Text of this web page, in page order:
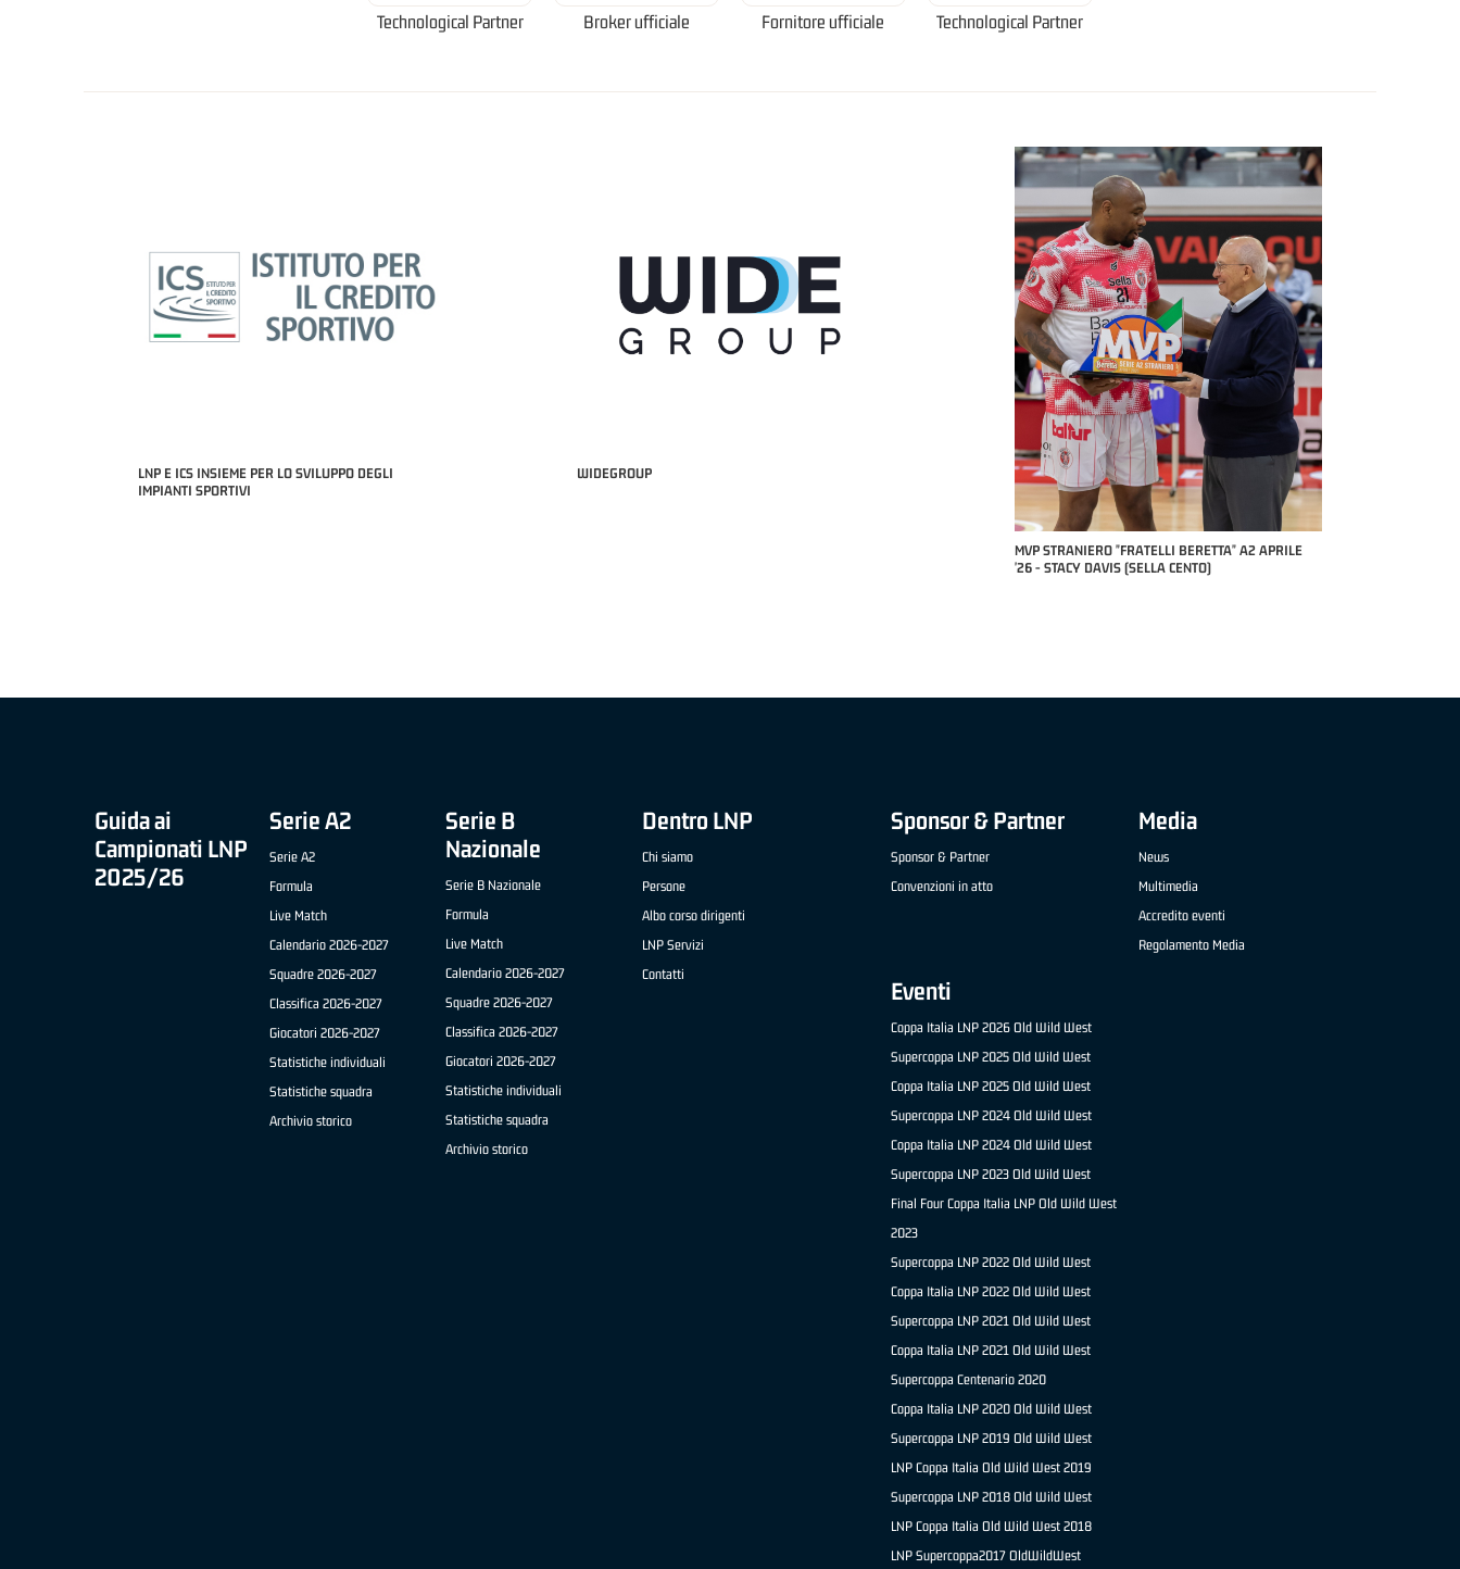
Technological Partner Broker ufficiale Fornitore ufficiale Technological Partner
LNP E ICS INSIEME PER LO SVILUPPO DEGLI
IMPIANTI SPORTIVI
WIDEGROUP
MVP STRANIERO "FRATELLI BERETTA" A2 APRILE
'26 - STACY DAVIS (SELLA CENTO)
MVP "FRATELLI BERETTA"
Guida ai
Campionati LNP
2025/26
Serie A2
Serie A2
Formula
Live Match
Calendario 2026-2027
Squadre 2026-2027
Classifica 2026-2027
Giocatori 2026-2027
Statistiche individuali
Statistiche squadra
Archivio storico
Serie B
Nazionale
Serie B Nazionale
Formula
Live Match
Calendario 2026-2027
Squadre 2026-2027
Classifica 2026-2027
Giocatori 2026-2027
Statistiche individuali
Statistiche squadra
Archivio storico
Dentro LNP
Chi siamo
Persone
Albo corso dirigenti
LNP Servizi
Contatti
Sponsor & Partner
Sponsor & Partner
Convenzioni in atto
Media
News
Multimedia
Accredito eventi
Regolamento Media
Eventi
Coppa Italia LNP 2026 Old Wild West
Supercoppa LNP 2025 Old Wild West
Coppa Italia LNP 2025 Old Wild West
Supercoppa LNP 2024 Old Wild West
Coppa Italia LNP 2024 Old Wild West
Supercoppa LNP 2023 Old Wild West
Final Four Coppa Italia LNP Old Wild West
2023
Supercoppa LNP 2022 Old Wild West
Coppa Italia LNP 2022 Old Wild West
Supercoppa LNP 2021 Old Wild West
Coppa Italia LNP 2021 Old Wild West
Supercoppa Centenario 2020
Coppa Italia LNP 2020 Old Wild West
Supercoppa LNP 2019 Old Wild West
LNP Coppa Italia Old Wild West 2019
Supercoppa LNP 2018 Old Wild West
LNP Coppa Italia Old Wild West 2018
LNP Supercoppa2017 OldWildWest